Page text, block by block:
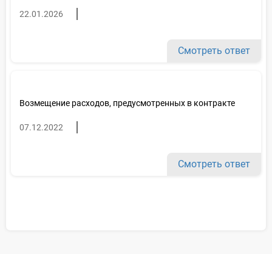
22.01.2026
Смотреть ответ
Возмещение расходов, предусмотренных в контракте
07.12.2022
Смотреть ответ